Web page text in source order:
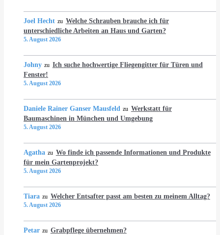
Joel Hecht zu Welche Schrauben brauche ich für
unterschiedliche Arbeiten an Haus und Garten?
5. August 2026
Johny zu Ich suche hochwertige Fliegengitter für Türen und
Fenster!
5. August 2026
Daniele Rainer Ganser Mausfeld zu Werkstatt für
Baumaschinen in München und Umgebung
5. August 2026
Agatha zu Wo finde ich passende Informationen und Produkte
für mein Gartenprojekt?
5. August 2026
Tiara zu Welcher Entsafter passt am besten zu meinem Alltag?
5. August 2026
Petar zu Grabpflege übernehmen?